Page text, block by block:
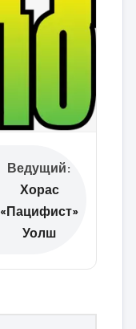
Ведущий:
Хорас
«Пацифист»
Уолш